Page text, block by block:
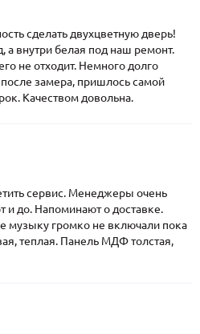
сделать двухцветную дверь!
а внутри белая под наш ремонт.
не отходит. Немного долго
замера, пришлось самой
Качеством довольна.
сервис. Менеджеры очень
и до. Напоминают о доставке.
громко не включали пока
теплая. Панель МДФ толстая,